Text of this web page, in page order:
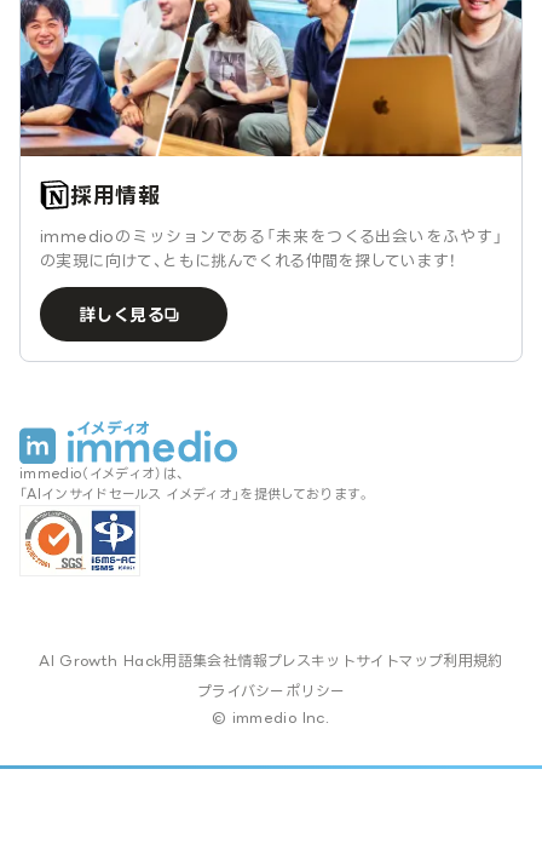
採用情報
immedioのミッションである「未来をつくる出会いをふやす」
の実現に向けて、ともに挑んでくれる仲間を探しています！
詳しく見る
immedio（イメディオ）は、
「AIインサイドセールス イメディオ」を提供しております。
AI Growth Hack用語集会社情報プレスキットサイトマップ利用規約
プライバシーポリシー
© immedio Inc.